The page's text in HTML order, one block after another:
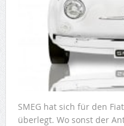
SMEG hat sich für den
überlegt. Wo sonst der